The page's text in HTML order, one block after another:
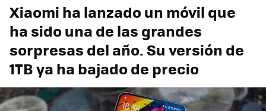
Xiaomi ha lanzado un móvil que
ha sido una de las grandes
sorpresas del año. Su versión de
1TB ya ha bajado de precio